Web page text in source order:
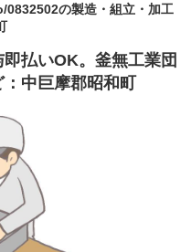
0832502の製造・組立・加工
即払いOK。釜無工業団
中巨摩郡昭和町